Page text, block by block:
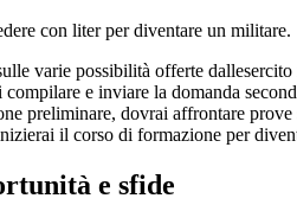
con liter per diventare un militare.
varie possibilità offerte
compilare e inviare la domanda
preliminare, dovrai affrontare
il corso di formazione per
e sfide